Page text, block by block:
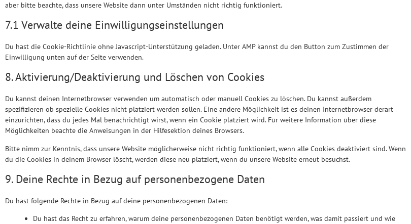
aber bitte beachte, dass unsere Website dann unter Umständen nicht richtig funktioniert.
7.1 Verwalte deine Einwilligungseinstellungen
Du hast die Cookie-Richtlinie ohne Javascript-Unterstützung geladen. Unter AMP kannst du den Button zum Zustimmen der
Einwilligung unten auf der Seite verwenden.
8. Aktivierung/Deaktivierung und Löschen von Cookies
Du kannst deinen Internetbrowser verwenden um automatisch oder manuell Cookies zu löschen. Du kannst außerdem
spezifizieren ob spezielle Cookies nicht platziert werden sollen. Eine andere Möglichkeit ist es deinen Internetbrowser derart
einzurichten, dass du jedes Mal benachrichtigt wirst, wenn ein Cookie platziert wird. Für weitere Information über diese
Möglichkeiten beachte die Anweisungen in der Hilfesektion deines Browsers.
Bitte nimm zur Kenntnis, dass unsere Website möglicherweise nicht richtig funktioniert, wenn alle Cookies deaktiviert sind. Wenn
du die Cookies in deinem Browser löscht, werden diese neu platziert, wenn du unsere Website erneut besuchst.
9. Deine Rechte in Bezug auf personenbezogene Daten
Du hast folgende Rechte in Bezug auf deine personenbezogenen Daten:
Du hast das Recht zu erfahren, warum deine personenbezogenen Daten benötigt werden, was damit passiert und wie